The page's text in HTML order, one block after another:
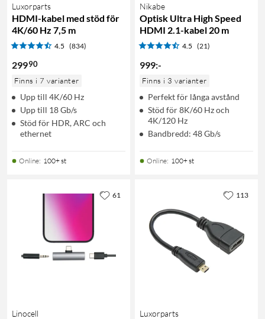
Luxorparts
HDMI-kabel med stöd för
4K/60 Hz 7,5 m
4.5 (834)
29990
Finns i 7 varianter
Upp till 4K/60 Hz
Upp till 18 Gb/s
Stöd för HDR, ARC och
ethernet
Online: 100+ st
Nikabe
Optisk Ultra High Speed
HDMI 2.1-kabel 20 m
4.5 (21)
999:-
Finns i 3 varianter
Perfekt för långa avstånd
Stöd för 8K/60 Hz och
4K/120 Hz
Bandbredd: 48 Gb/s
Online: 100+ st
Linocell
61
Luxorparts
113